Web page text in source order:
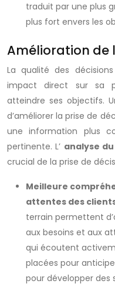
traduit par une plus
plus fort envers les
Amélioration de
La qualité des
impact direct sur sa
atteindre ses objectifs.
d’améliorer la prise de
une information plus
pertinente. L’ analyse
crucial de la prise de
Meilleure
attentes des
terrain permettent
aux besoins et aux
qui écoutent
placées pour
pour développer des